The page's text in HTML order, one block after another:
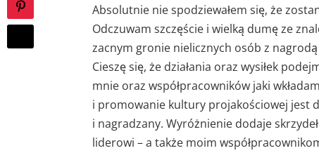
Absolutnie nie spodziewałem się, że
Odczuwam szczęście i wielką dumę ze
zacnym gronie nielicznych osób z
Cieszę się, że działania oraz wysiłek
mnie oraz współpracowników jaki
i promowanie kultury projakościowej jest
i nagradzany. Wyróżnienie dodaje
liderowi – a także moim